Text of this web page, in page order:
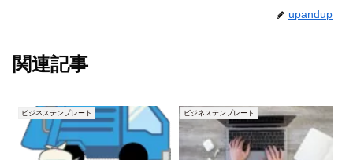
upandup
関連記事
ビジネステンプレート ビジネステンプレート